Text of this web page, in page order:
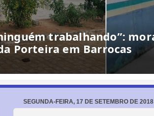
SEGUNDA-FEIRA, 17 DE SETEMBRO DE 2018